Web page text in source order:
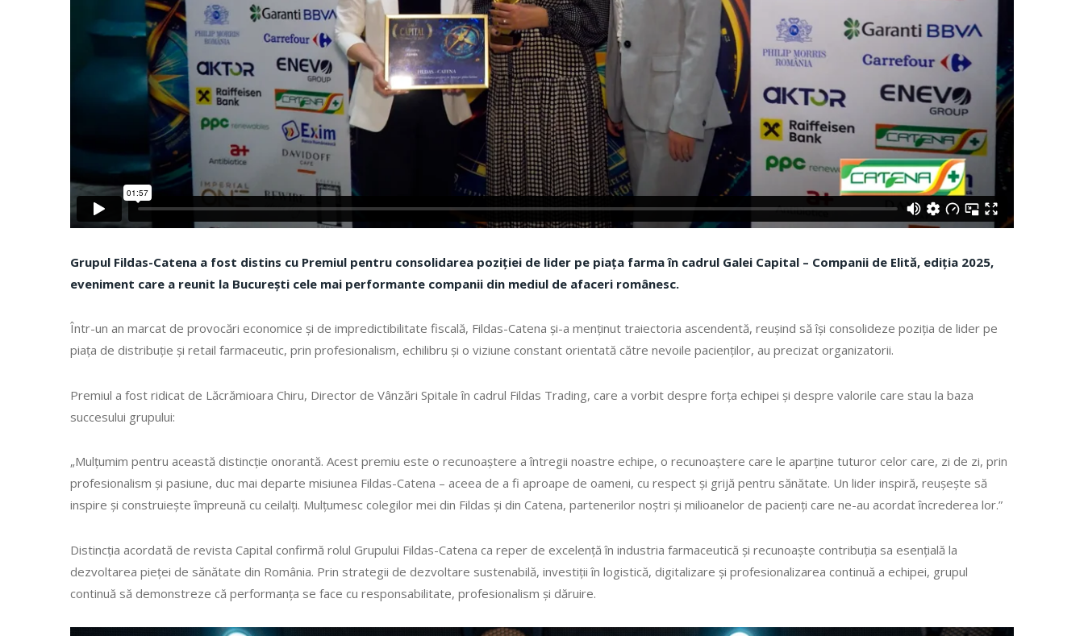
Grupul Fildas-Catena a fost distins cu Premiul pentru consolidarea poziției de lider pe piața farma în cadrul Galei Capital – Companii de Elită, ediția 2025,
eveniment care a reunit la București cele mai performante companii din mediul de afaceri românesc.
Într-un an marcat de provocări economice și de impredictibilitate fiscală, Fildas-Catena și-a menținut traiectoria ascendentă, reușind să își consolideze poziția de lider pe
piața de distribuție și retail farmaceutic, prin profesionalism, echilibru și o viziune constant orientată către nevoile pacienților, au precizat organizatorii.
Premiul a fost ridicat de Lăcrămioara Chiru, Director de Vânzări Spitale în cadrul Fildas Trading, care a vorbit despre forța echipei și despre valorile care stau la baza
succesului grupului:
„Mulțumim pentru această distincție onorantă. Acest premiu este o recunoaștere a întregii noastre echipe, o recunoaștere care le aparține tuturor celor care, zi de zi, prin
profesionalism și pasiune, duc mai departe misiunea Fildas-Catena – aceea de a fi aproape de oameni, cu respect și grijă pentru sănătate. Un lider inspiră, reușește să
inspire și construiește împreună cu ceilalți. Mulțumesc colegilor mei din Fildas și din Catena, partenerilor noștri și milioanelor de pacienți care ne-au acordat încrederea lor.”
Distincția acordată de revista Capital confirmă rolul Grupului Fildas-Catena ca reper de excelență în industria farmaceutică și recunoaște contribuția sa esențială la
dezvoltarea pieței de sănătate din România. Prin strategii de dezvoltare sustenabilă, investiții în logistică, digitalizare și profesionalizarea continuă a echipei, grupul
continuă să demonstreze că performanța se face cu responsabilitate, profesionalism și dăruire.